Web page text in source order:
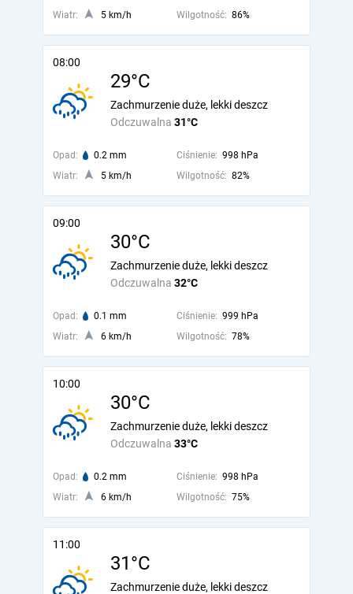
Wiatr: 5 km/h Wilgotność: 86%
08:00
29°C
Odczuwalna 31°C
Zachmurzenie duże, lekki deszcz
Opad: 0.2 mm Ciśnienie: 998 hPa
Wiatr:
5 km/h Wilgotność: 82%
09:00
30°C
Odczuwalna 32°C
Zachmurzenie duże, lekki deszcz
Opad: 0.1 mm Ciśnienie: 999 hPa
Wiatr:
6 km/h Wilgotność: 78%
10:00
30°C
Odczuwalna 33°C
Zachmurzenie duże, lekki deszcz
Opad: 0.2 mm Ciśnienie: 998 hPa
Wiatr:
6 km/h Wilgotność: 75%
11:00
31°C
Zachmurzenie duże, lekki deszcz